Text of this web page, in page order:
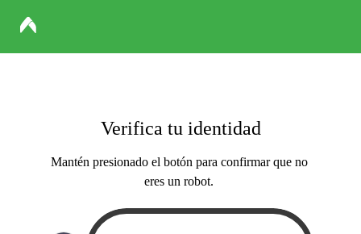
Verifica tu identidad
Mantén presionado el botón para confirmar que no
eres un robot.